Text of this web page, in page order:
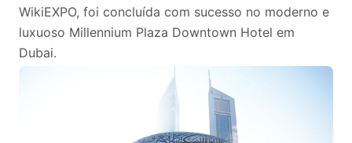
WikiEXPO, foi concluída com sucesso no moderno e
luxuoso Millennium Plaza Downtown Hotel em
Dubai.